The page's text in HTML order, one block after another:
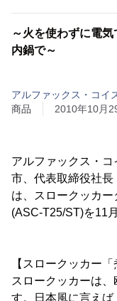
～火を使わずに電
内鍋で～
アルファックス・コイ
商品
2010年10月
アルファックス・
市、代表取締役社長
は、スロークッカー
(ASC-T25/ST)を11
【スロークッカー
スロークッカーは
す。日本風に言え